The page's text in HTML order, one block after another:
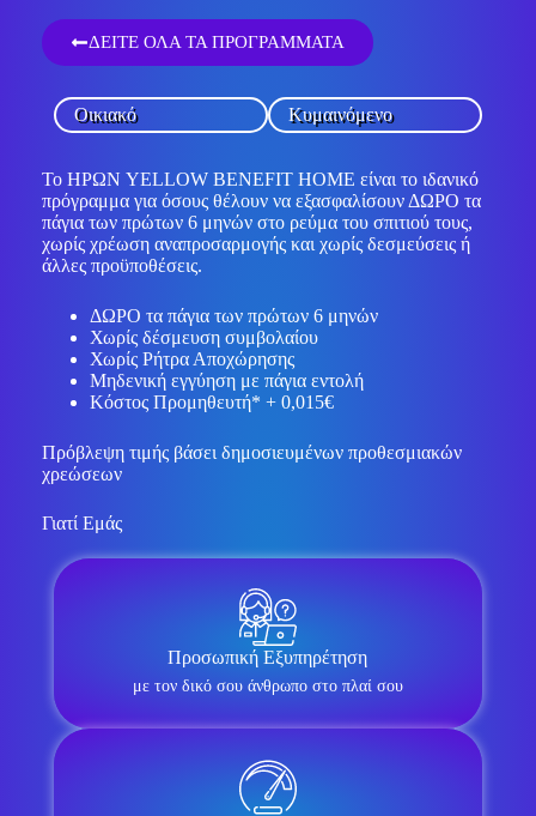
ΔΕΙΤΕ ΟΛΑ ΤΑ ΠΡΟΓΡΑΜΜΑΤΑ
Οικιακό Κυμαινόμενο
Το ΗΡΩΝ YELLOW BENEFIT HOME είναι το ιδανικό
πρόγραμμα για όσους θέλουν να εξασφαλίσουν ΔΩΡΟ τα
πάγια των πρώτων 6 μηνών στο ρεύμα του σπιτιού τους,
χωρίς χρέωση αναπροσαρμογής και χωρίς δεσμεύσεις ή
άλλες προϋποθέσεις.
ΔΩΡΟ τα πάγια των πρώτων 6 μηνών
Χωρίς δέσμευση συμβολαίου
Χωρίς Ρήτρα Αποχώρησης
Μηδενική εγγύηση με πάγια εντολή
Κόστος Προμηθευτή* + 0,015€
Πρόβλεψη τιμής βάσει δημοσιευμένων προθεσμιακών
χρεώσεων
Γιατί Εμάς
Προσωπική Εξυπηρέτηση
με τον δικό σου άνθρωπο στο πλαί σου